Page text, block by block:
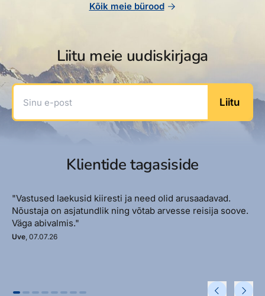
Kõik meie bürood
Liitu meie uudiskirjaga
Sinu e-post
Liitu
Klientide tagasiside
"Vastused laekusid kiiresti ja need olid arusaadavad.
Nõustaja on asjatundlik ning võtab arvesse reisija soove.
Väga abivalmis."
Uve, 07.07.26